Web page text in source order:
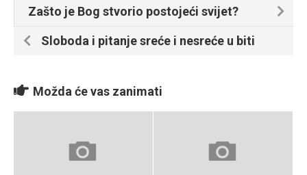
Zašto je Bog stvorio postojeći svijet?
Sloboda i pitanje sreće i nesreće u biti
Možda će vas zanimati